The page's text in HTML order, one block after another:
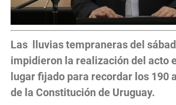
Las lluvias tempraneras del
impidieron la realización del acto
lugar fijado para recordar los 190
de la Constitución de Uruguay.